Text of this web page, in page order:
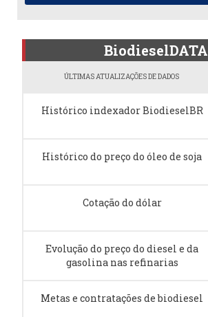
BiodieselDATA
ÚLTIMAS ATUALIZAÇÕES DE DADOS
Histórico indexador BiodieselBR
Histórico do preço do óleo de soja
Cotação do dólar
Evolução do preço do diesel e da
gasolina nas refinarias
Metas e contratações de biodiesel